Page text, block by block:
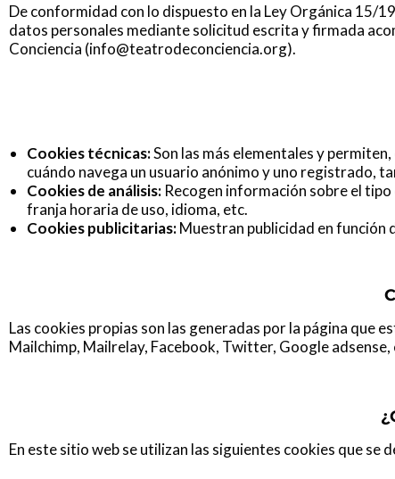
De conformidad con lo dispuesto en la Ley Orgánica 15/
datos personales mediante solicitud escrita y firmada
Conciencia (info@teatrodeconciencia.org).
Cookies técnicas:Son las más elementales y
cuándo navega un usuario anónimo y uno registrado,
Cookies de análisis: Recogen información sobre el
franja horaria de uso, idioma, etc.
Cookies publicitarias:Muestran publicidad en función
Las cookies propias son las generadas por la página que
Mailchimp, Mailrelay, Facebook, Twitter, Google adsense,
En este sitio web se utilizan las siguientes cookies que se